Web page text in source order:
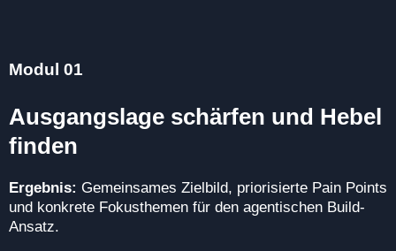
Modul 01
Ausgangslage schärfen und Hebel
finden
Ergebnis: Gemeinsames Zielbild, priorisierte Pain Points
und konkrete Fokusthemen für den agentischen Build-
Ansatz.